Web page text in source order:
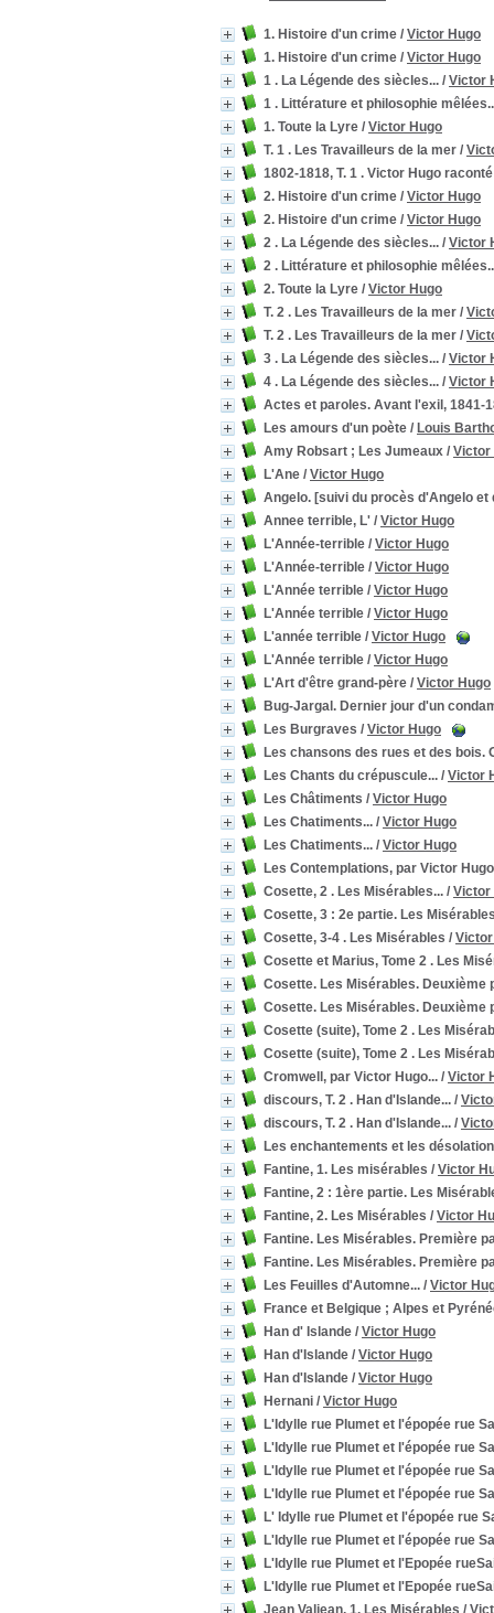
1. Histoire d'un crime / Victor Hugo
1. Histoire d'un crime / Victor Hugo
1 . La Légende des siècles... / Victor
1 . Littérature et philosophie
1. Toute la Lyre / Victor Hugo
T. 1 . Les Travailleurs de la mer /
1802-1818, T. 1 . Victor Hugo
2. Histoire d'un crime / Victor Hugo
2. Histoire d'un crime / Victor Hugo
2 . La Légende des siècles... / Victor
2 . Littérature et philosophie
2. Toute la Lyre / Victor Hugo
T. 2 . Les Travailleurs de la mer /
T. 2 . Les Travailleurs de la mer /
3 . La Légende des siècles... / Victor
4 . La Légende des siècles... / Victor
Actes et paroles. Avant l'exil, 1841-
Les amours d'un poète / Louis
Amy Robsart ; Les Jumeaux / Victor
L'Ane / Victor Hugo
Angelo. [suivi du procès d'Angelo et
Annee terrible, L' / Victor Hugo
L'Année-terrible / Victor Hugo
L'Année-terrible / Victor Hugo
L'Année terrible / Victor Hugo
L'Année terrible / Victor Hugo
L'année terrible / Victor Hugo
L'Année terrible / Victor Hugo
L'Art d'être grand-père / Victor Hugo
Bug-Jargal. Dernier jour d'un
Les Burgraves / Victor Hugo
Les chansons des rues et des bois.
Les Chants du crépuscule... / Victor
Les Châtiments / Victor Hugo
Les Chatiments... / Victor Hugo
Les Chatiments... / Victor Hugo
Les Contemplations, par Victor
Cosette, 2 . Les Misérables... / Victor
Cosette, 3 : 2e partie. Les
Cosette, 3-4 . Les Misérables /
Cosette et Marius, Tome 2 . Les
Cosette. Les Misérables. Deuxième
Cosette. Les Misérables. Deuxième
Cosette (suite), Tome 2 . Les
Cosette (suite), Tome 2 . Les
Cromwell, par Victor Hugo... / Victor
discours, T. 2 . Han d'Islande... /
discours, T. 2 . Han d'Islande... /
Les enchantements et les
Fantine, 1. Les misérables / Victor
Fantine, 2 : 1ère partie. Les
Fantine, 2. Les Misérables / Victor
Fantine. Les Misérables. Première
Fantine. Les Misérables. Première
Les Feuilles d'Automne... / Victor
France et Belgique ; Alpes et
Han d' Islande / Victor Hugo
Han d'Islande / Victor Hugo
Han d'Islande / Victor Hugo
Hernani / Victor Hugo
L'Idylle rue Plumet et l'épopée rue
L'Idylle rue Plumet et l'épopée rue
L'Idylle rue Plumet et l'épopée rue
L'Idylle rue Plumet et l'épopée rue
L' Idylle rue Plumet et l'épopée rue
L'Idylle rue Plumet et l'épopée rue
L'Idylle rue Plumet et l'Epopée
L'Idylle rue Plumet et l'Epopée
Jean Valjean, 1. Les Misérables /